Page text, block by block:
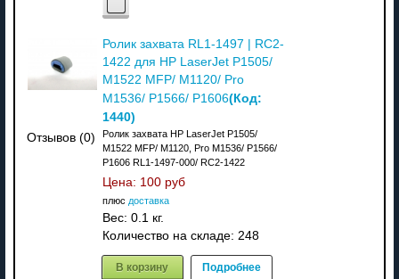
Отзывов (0)
Ролик захвата RL1-1497 | RC2-
1422 для HP LaserJet P1505/
M1522 MFP/ M1120/ Pro
M1536/ P1566/ P1606(Код:
1440)
Ролик захвата HP LaserJet P1505/
M1522 MFP/ M1120, Pro M1536/ P1566/
P1606 RL1-1497-000/ RC2-1422
Цена: 100 руб
плюс доставка
Вес: 0.1 кг.
Количество на складе: 248
В корзину Подробнее